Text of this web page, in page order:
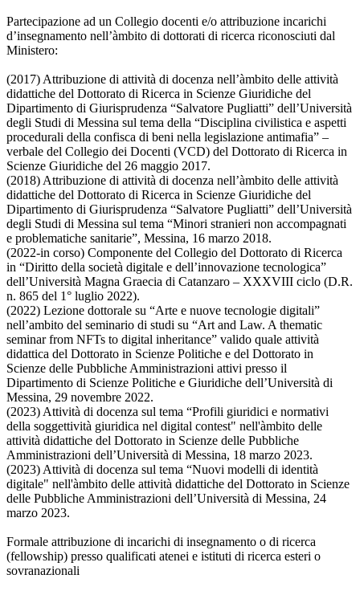
Partecipazione ad un Collegio docenti e/o attribuzione incarichi
d’insegnamento nell’àmbito di dottorati di ricerca riconosciuti dal
Ministero:
(2017) Attribuzione di attività di docenza nell’àmbito delle attività
didattiche del Dottorato di Ricerca in Scienze Giuridiche del
Dipartimento di Giurisprudenza “Salvatore Pugliatti” dell’Università
degli Studi di Messina sul tema della “Disciplina civilistica e aspetti
procedurali della confisca di beni nella legislazione antimafia” –
verbale del Collegio dei Docenti (VCD) del Dottorato di Ricerca in
Scienze Giuridiche del 26 maggio 2017.
(2018) Attribuzione di attività di docenza nell’àmbito delle attività
didattiche del Dottorato di Ricerca in Scienze Giuridiche del
Dipartimento di Giurisprudenza “Salvatore Pugliatti” dell’Università
degli Studi di Messina sul tema “Minori stranieri non accompagnati
e problematiche sanitarie”, Messina, 16 marzo 2018.
(2022-in corso) Componente del Collegio del Dottorato di Ricerca
in “Diritto della società digitale e dell’innovazione tecnologica”
dell’Università Magna Graecia di Catanzaro – XXXVIII ciclo (D.R.
n. 865 del 1° luglio 2022).
(2022) Lezione dottorale su “Arte e nuove tecnologie digitali”
nell’ambito del seminario di studi su “Art and Law. A thematic
seminar from NFTs to digital inheritance” valido quale attività
didattica del Dottorato in Scienze Politiche e del Dottorato in
Scienze delle Pubbliche Amministrazioni attivi presso il
Dipartimento di Scienze Politiche e Giuridiche dell’Università di
Messina, 29 novembre 2022.
(2023) Attività di docenza sul tema “Profili giuridici e normativi
della soggettività giuridica nel digital contest" nell'àmbito delle
attività didattiche del Dottorato in Scienze delle Pubbliche
Amministrazioni dell’Università di Messina, 18 marzo 2023.
(2023) Attività di docenza sul tema “Nuovi modelli di identità
digitale" nell'àmbito delle attività didattiche del Dottorato in Scienze
delle Pubbliche Amministrazioni dell’Università di Messina, 24
marzo 2023.
Formale attribuzione di incarichi di insegnamento o di ricerca
(fellowship) presso qualificati atenei e istituti di ricerca esteri o
sovranazionali